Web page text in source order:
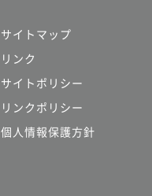
サイトマップ
リンク
サイトポリシー
リンクポリシー
個人情報保護方針